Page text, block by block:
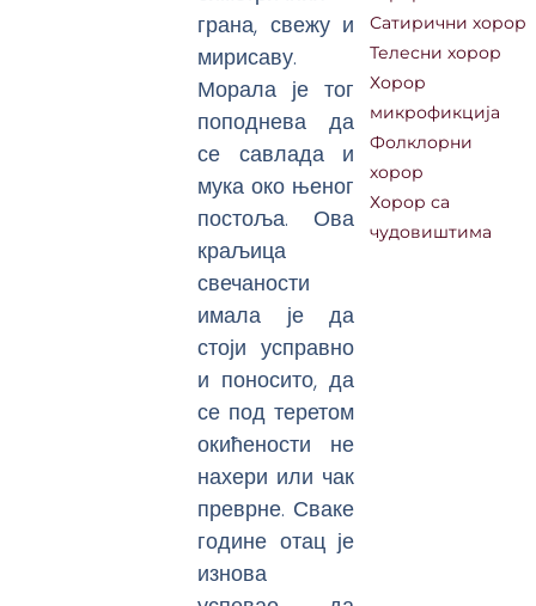
грана, свежу и
мирисаву.
Морала је тог
поподнева да
се савлада и
мука око њеног
постоља. Ова
краљица
свечаности
имала је да
стоји усправно
и поносито, да
се под теретом
окићености не
нахери или чак
преврне. Сваке
године отац је
изнова
Сатирични хорор
Телесни хорор
Хорор
микрофикција
Фолклорни
хорор
Хорор са
чудовиштима